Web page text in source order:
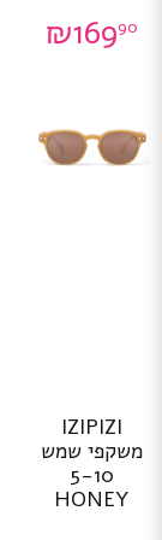
₪16990
IZIPIZI
משקפי שמש
5-10
HONEY